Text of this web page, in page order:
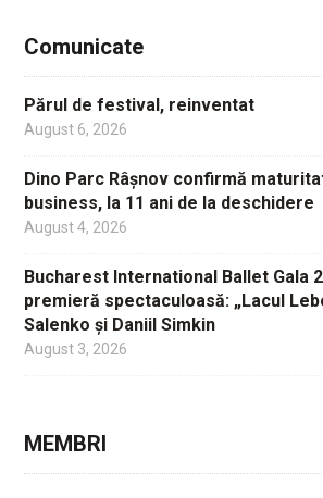
Comunicate
Părul de festival, reinventat
August 6, 2026
Dino Parc Râșnov confirmă
business, la 11 ani de la deschidere
August 4, 2026
Bucharest International Ballet Gala
premieră spectaculoasă: „Lacul
Salenko și Daniil Simkin
August 3, 2026
MEMBRI